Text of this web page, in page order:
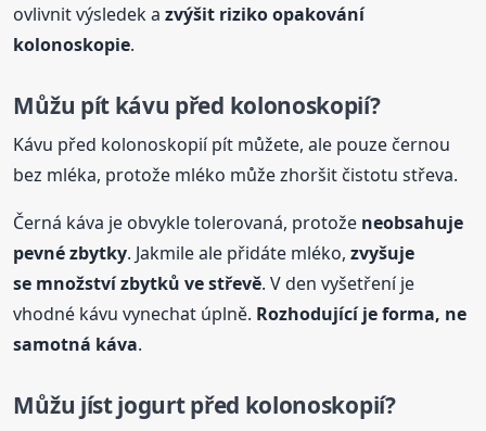
ovlivnit výsledek azvýšit riziko opakování
kolonoskopie.
Můžu pít kávu před kolonoskopií?
Kávu před kolonoskopií pít můžete, ale pouze černou
bez mléka, protože mléko může zhoršit čistotu střeva.
Černá káva je obvykle tolerovaná, protože neobsahuje
pevné zbytky. Jakmile ale přidáte mléko,zvyšuje
se množství zbytků ve střevě. V den vyšetření je
vhodné kávu vynechat úplně. Rozhodující je forma, ne
samotná káva.
Můžu jístjogurt před kolonoskopií?